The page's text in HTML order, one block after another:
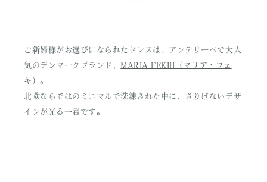
ご新婦様がお選びになられたドレスは、アンテリーベで大人
気のデンマークブランド、MARIA FEKIH（マリア・フェ
キ） 。
北欧ならではのミニマルで洗練された中に、さりげないデザ
インが光る一着です。